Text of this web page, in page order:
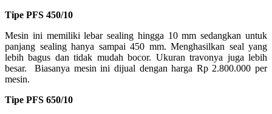
Tipe PFS 450/10
Mesin ini memiliki lebar sealing hingga 10 mm sedangkan untuk
panjang sealing hanya sampai 450 mm. Menghasilkan seal yang
lebih bagus dan tidak mudah bocor. Ukuran travonya juga lebih
besar. Biasanya mesin ini dijual dengan harga Rp 2.800.000 per
mesin.
Tipe PFS 650/10